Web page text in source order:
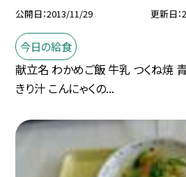
公開日 2013/11/29 更新日
今日の給食
献立名 わかめご飯 牛乳 つくね焼
きり汁 こんにゃくの...